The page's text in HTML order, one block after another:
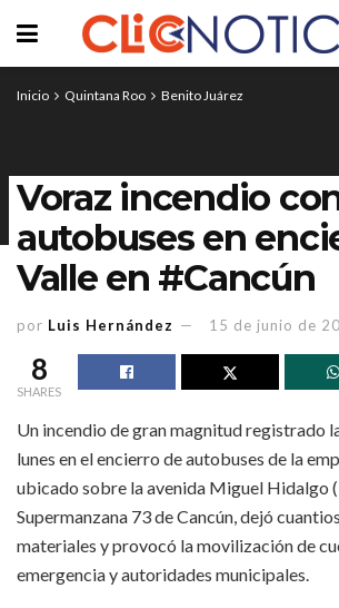
Inicio Quintana Roo Benito Juárez
Voraz incendio
autobuses en
Valle en #Cancún
por Luis Hernández 15 de junio de
8
SHARES
Un incendio de gran magnitud registrado
lunes en el encierro de autobuses de la
ubicado sobre la avenida Miguel Hidalgo
Supermanzana 73 de Cancún, dejó
materiales y provocó la movilización de
emergencia y autoridades municipales.